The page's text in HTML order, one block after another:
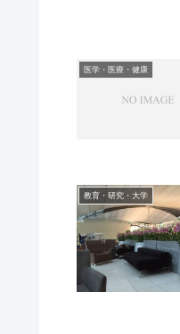
医学・医療・健康
教育・研究・大学